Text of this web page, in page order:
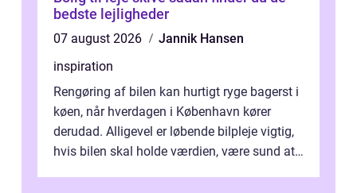
bedste lejligheder
07 august 2026
Jannik Hansen
inspiration
Rengøring af bilen kan hurtigt ryge bagerst i
køen, når hverdagen i København kører
derudad. Alligevel er løbende bilpleje vigtig,
hvis bilen skal holde værdien, være sund at